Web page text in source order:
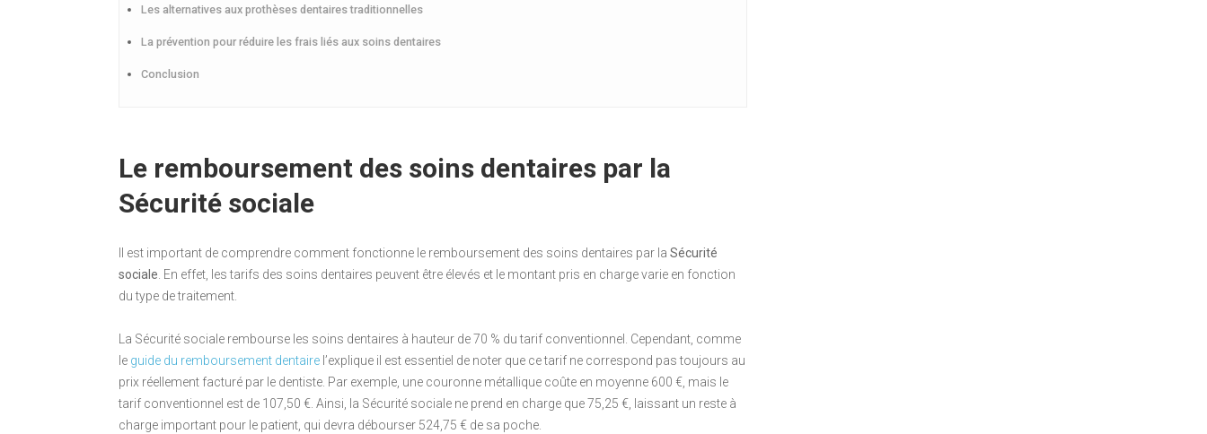
Les alternatives aux prothèses dentaires traditionnelles
La prévention pour réduire les frais liés aux soins dentaires
Conclusion
Le remboursement des soins dentaires par la
Sécurité sociale
Il est important de comprendre comment fonctionne le remboursement des soins dentaires par la Sécurité
sociale . En effet, les tarifs des soins dentaires peuvent être élevés et le montant pris en charge varie en fonction
du type de traitement.
La Sécurité sociale rembourse les soins dentaires à hauteur de 70 % du tarif conventionnel. Cependant, comme
le guide du remboursement dentaire l’explique il est essentiel de noter que ce tarif ne correspond pas toujours au
prix réellement facturé par le dentiste. Par exemple, une couronne métallique coûte en moyenne 600 €, mais le
tarif conventionnel est de 107,50 €. Ainsi, la Sécurité sociale ne prend en charge que 75,25 €, laissant un reste à
charge important pour le patient, qui devra débourser 524,75 € de sa poche.